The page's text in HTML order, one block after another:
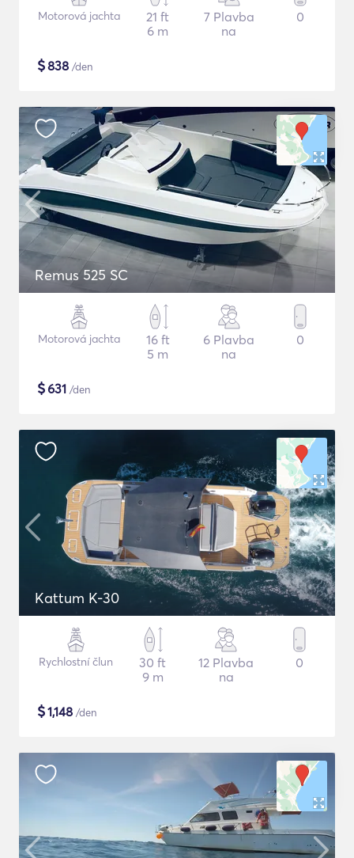
Motorová jachta
21 ft
6 m
7 Plavba
na
0
$838 /den
Remus 525 SC
Motorová jachta
16 ft
5 m
6 Plavba
na
0
$631 /den
Kattum K-30
Rychlostní člun
30 ft
9 m
12 Plavba
na
0
$1,148 /den